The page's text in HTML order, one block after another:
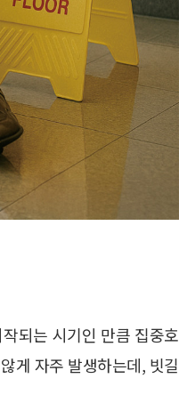
되는 시기인 만큼 집중호
게 자주 발생하는데, 빗길